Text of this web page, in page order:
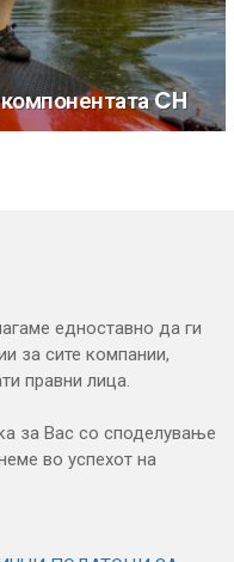
CH
едноставно да ги
за сите компании,
правни лица.
за Вас со споделување
во успехот на